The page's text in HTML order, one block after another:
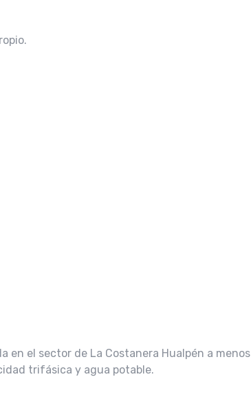
en el sector de La Costanera Hualpén a
trifásica y agua potable.